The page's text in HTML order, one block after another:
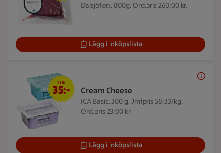
Dalsjöfors. 800g. Ord.pris 260:00 kr.
Lägg i inköpslista
Cream Cheese
ICA Basic. 300 g. Jmfpris 58:33/kg.
Ord.pris 23:00 kr.
2 för 35 kr
2 för
35:-
Lägg i inköpslista